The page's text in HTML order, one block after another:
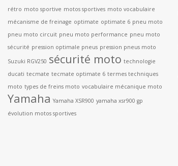
rétro moto sportive motos sportives moto vocabulaire
mécanisme de freinage optimate optimate 6 pneu moto
pneu moto circuit pneu moto performance pneu moto
sécurité pression optimale pneus pression pneus moto
Suzuki RGV250 sécurité moto technologie
ducati tecmate tecmate optimate 6 termes techniques
moto types de freins moto vocabulaire mécanique moto
Yamaha Yamaha XSR900 yamaha xsr900 gp
évolution motos sportives